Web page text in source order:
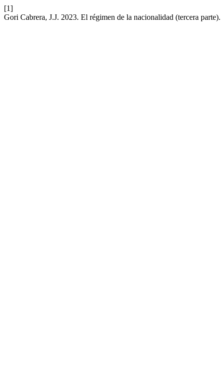
[1]
Gori Cabrera, J.J. 2023. El régimen de la nacionalidad (tercera parte).